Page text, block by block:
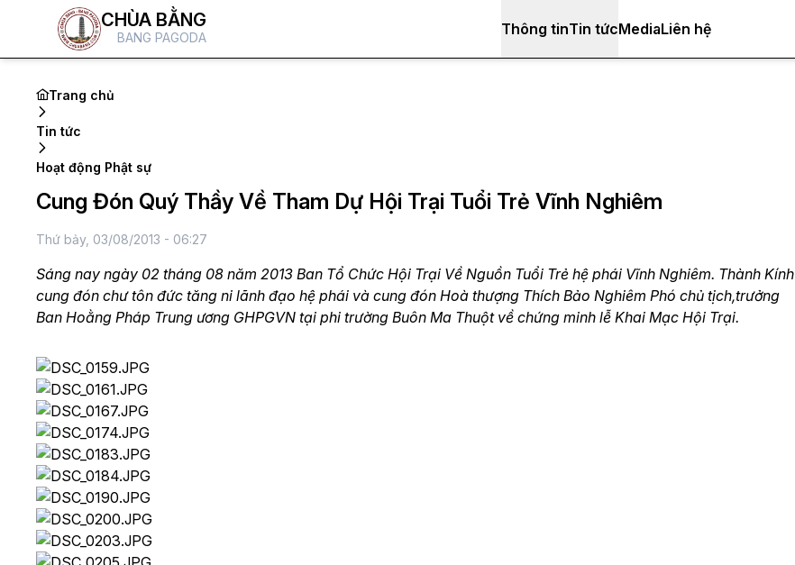
CHÙA BẰNG
BANG PAGODA Thông tinTin tứcMediaLiên hệ
Trang chủ
Tin tức
Hoạt động Phật sự
Cung Đón Quý Thầy Về Tham Dự Hội Trại Tuổi Trẻ Vĩnh Nghiêm
Thứ bảy, 03/08/2013 - 06:27
Sáng nay ngày 02 tháng 08 năm 2013 Ban Tổ Chức Hội Trại Về Nguồn Tuổi Trẻ hệ phái Vĩnh Nghiêm. Thành Kính
cung đón chư tôn đức tăng ni lãnh đạo hệ phái và cung đón Hoà thượng Thích Bảo Nghiêm Phó chủ tịch,trưởng
Ban Hoằng Pháp Trung ương GHPGVN tại phi trường Buôn Ma Thuột về chứng minh lễ Khai Mạc Hội Trại.